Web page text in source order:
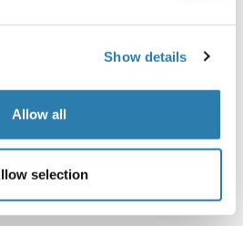
Show details
Allow all
selection
12 months from date of receipt.